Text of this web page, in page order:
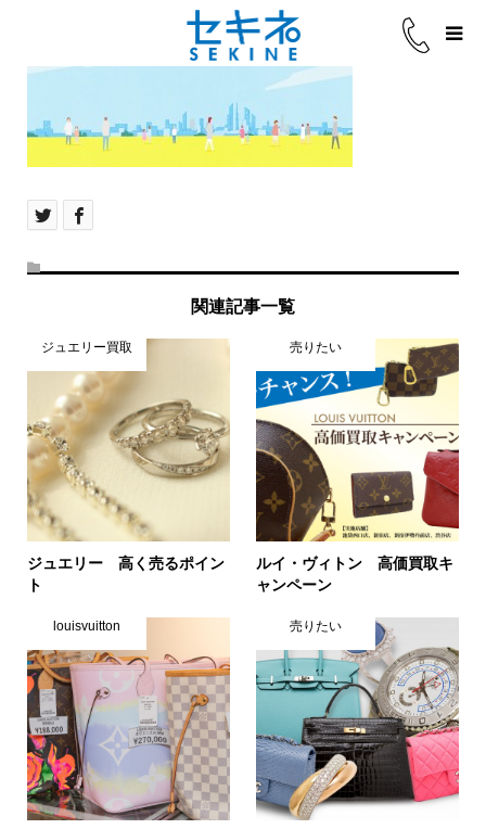
関連記事一覧
ジュエリー買取
ジュエリー 高く売るポイン
ト
売りたい
ルイ・ヴィトン 高価買取キ
ャンペーン
louisvuitton 売りたい